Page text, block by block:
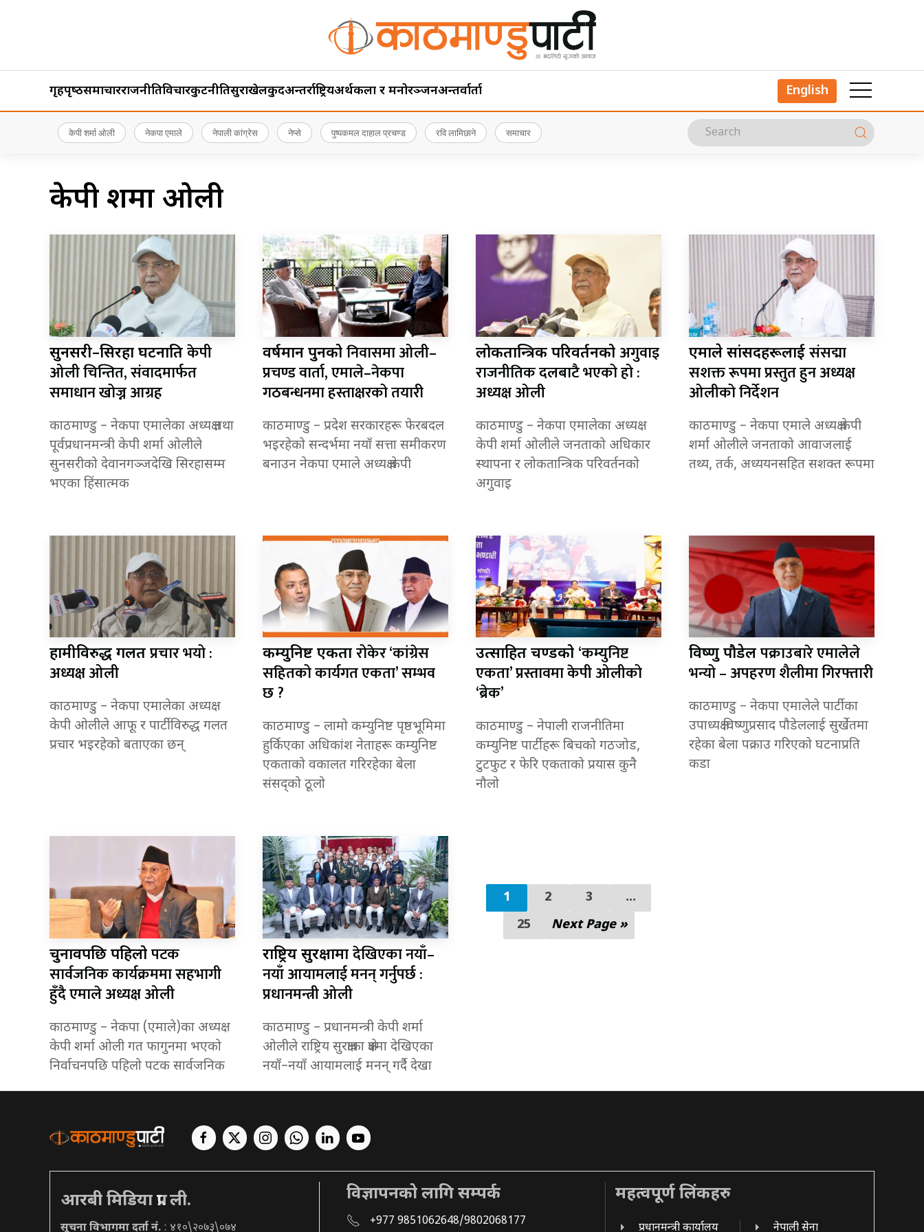
गृहपृष्‍ठसमाचारराजनीतिविचारकुटनीतिसुरक्षाखेलकुदअन्तर्राष्ट्रियअर्थकला र मनोरञ्जनअन्तर्वार्ता English
केपी शर्मा ओली नेकपा एमाले नेपाली कांग्रेस नेप्से पुष्पकमल दाहाल प्रचण्ड रवि लामिछाने समाचार
केपी शर्मा ओली
सुनसरी–सिरहा घटनाप्रति केपी
ओली चिन्तित, संवादमार्फत
समाधान खोज्न आग्रह
काठमाण्डु – नेकपा एमालेका अध्यक्ष तथा
पूर्वप्रधानमन्त्री केपी शर्मा ओलीले
सुनसरीको देवानगञ्जदेखि सिरहासम्म
भएका हिंसात्मक
वर्षमान पुनको निवासमा ओली–
प्रचण्ड वार्ता, एमाले–नेकपा
गठबन्धनमा हस्ताक्षरको तयारी
काठमाण्डु – प्रदेश सरकारहरू फेरबदल
भइरहेको सन्दर्भमा नयाँ सत्ता समीकरण
बनाउन नेकपा एमाले अध्यक्ष केपी
लोकतान्त्रिक परिवर्तनको अगुवाइ
राजनीतिक दलबाटै भएको हो :
अध्यक्ष ओली
काठमाण्डु – नेकपा एमालेका अध्यक्ष
केपी शर्मा ओलीले जनताको अधिकार
स्थापना र लोकतान्त्रिक परिवर्तनको
अगुवाइ
एमाले सांसदहरूलाई संसद्मा
सशक्त रूपमा प्रस्तुत हुन अध्यक्ष
ओलीको निर्देशन
काठमाण्डु – नेकपा एमाले अध्यक्ष केपी
शर्मा ओलीले जनताको आवाजलाई
तथ्य, तर्क, अध्ययनसहित सशक्त रूपमा
हामीविरुद्ध गलत प्रचार भयो :
अध्यक्ष ओली
काठमाण्डु – नेकपा एमालेका अध्यक्ष
केपी ओलीले आफू र पार्टीविरुद्ध गलत
प्रचार भइरहेको बताएका छन्
कम्युनिष्ट एकता रोकेर ‘कांग्रेस
सहितको कार्यगत एकता’ सम्भव
छ ?
काठमाण्डु – लामो कम्युनिष्ट पृष्ठभूमिमा
हुर्किएका अधिकांश नेताहरू कम्युनिष्ट
एकताको वकालत गरिरहेका बेला
संसद्को ठूलो
उत्साहित प्रचण्डको ‘कम्युनिष्ट
एकता’ प्रस्तावमा केपी ओलीको
‘ब्रेक’
काठमाण्डु – नेपाली राजनीतिमा
कम्युनिष्ट पार्टीहरू बिचको गठजोड,
टुटफुट र फेरि एकताको प्रयास कुनै
नौलो
विष्णु पौडेल पक्राउबारे एमालेले
भन्यो – अपहरण शैलीमा गिरफ्तारी
काठमाण्डु – नेकपा एमालेले पार्टीका
उपाध्यक्ष विष्णुप्रसाद पौडेललाई सुर्खेतमा
रहेका बेला पक्राउ गरिएको घटनाप्रति
कडा
चुनावपछि पहिलो पटक
सार्वजनिक कार्यक्रममा सहभागी
हुँदै एमाले अध्यक्ष ओली
काठमाण्डु – नेकपा (एमाले)का अध्यक्ष
केपी शर्मा ओली गत फागुनमा भएको
निर्वाचनपछि पहिलो पटक सार्वजनिक
राष्ट्रिय सुरक्षामा देखिएका नयाँ–
नयाँ आयामलाई मनन् गर्नुपर्छ :
प्रधानमन्त्री ओली
काठमाण्डु – प्रधानमन्त्री केपी शर्मा
ओलीले राष्ट्रिय सुरक्षाका क्षेत्रमा देखिएका
नयाँ–नयाँ आयामलाई मनन् गर्दै देखा
1 2 3
...
25
Next Page »
आरबी मिडिया प्रा. ली.
सूचना विभागमा दर्ता नं. : ४१०\२०७३\०७४
विज्ञापनको लागि सम्पर्क
+977 9851062648/9802068177
महत्वपूर्ण लिंकहरु
प्रधानमन्त्री कार्यालय नेपाली सेना